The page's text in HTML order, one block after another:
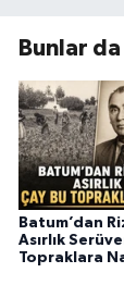
Bunlar
Batum’dan
Asırlık
Topraklara